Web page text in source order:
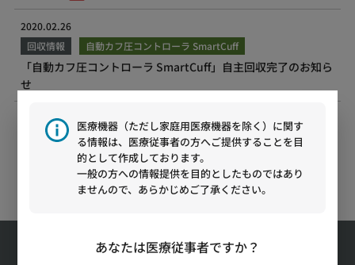
2020.02.26
回収情報
自動カフ圧コントローラ SmartCuff
「自動カフ圧コントローラ SmartCuff」自主回収完了のお知ら
せ
医療機器（ただし家庭用医療機器を除く）に関す
る情報は、医療従事者の方へご提供することを目
的として作成しております。
一般の方への情報提供を目的としたものではあり
ませんので、あらかじめご了承ください。
あなたは医療従事者ですか？